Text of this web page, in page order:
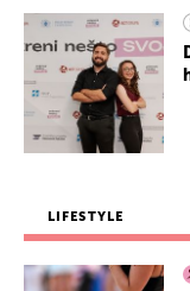
LIFESTYLE